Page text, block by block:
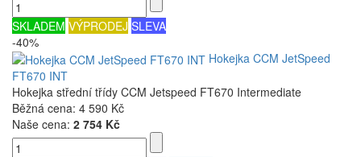
SKLADEM VÝPRODEJ SLEVA
-40%
Hokejka CCM JetSpeed
FT670 INT
Hokejka střední třídy CCM Jetspeed FT670 Intermediate
Běžná cena: 4 590 Kč
Naše cena: 2 754 Kč